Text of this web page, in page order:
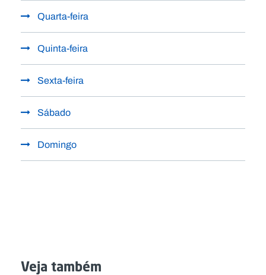
Quarta-feira
Quinta-feira
Sexta-feira
Sábado
Domingo
Veja também